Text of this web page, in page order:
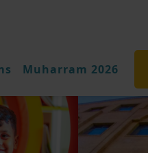
Muharram 2026